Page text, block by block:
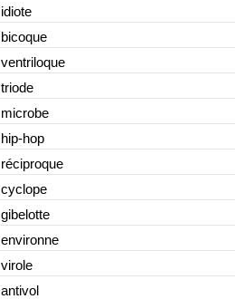
idiote
bicoque
ventriloque
triode
microbe
hip-hop
réciproque
cyclope
gibelotte
environne
virole
antivol